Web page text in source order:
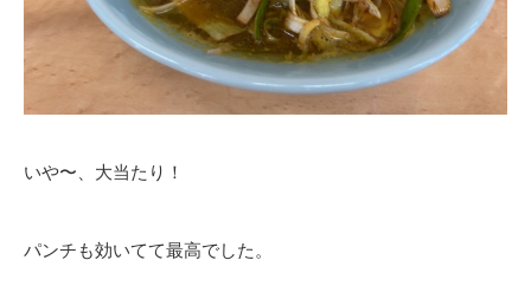
いや〜、大当たり！
パンチも効いてて最高でした。